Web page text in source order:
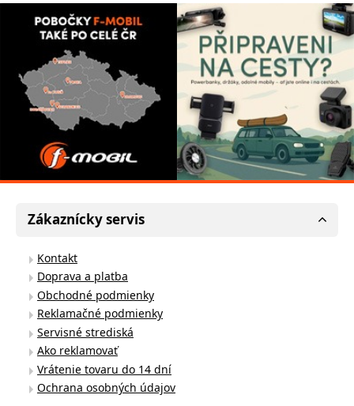
Zákaznícky servis
Kontakt
Doprava a platba
Obchodné podmienky
Reklamačné podmienky
Servisné strediská
Ako reklamovať
Vrátenie tovaru do 14 dní
Ochrana osobných údajov